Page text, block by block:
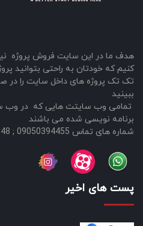
هدف ما در این سایت فروش پروژه
کنیم که خودتان به راحتی بتوانید
تک تک پروژه های داخل سایت را در
ببینید
تمامی وب سایتت هایی که در وب
برنامه نویسی شده می باشند
شماره های تماس 09050394455 ; 09017372148
پست های اخیر